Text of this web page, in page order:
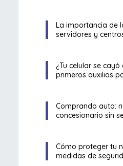
La importancia de
servidores y
¿Tu celular se
primeros auxilios
Comprando auto:
concesionario sin
Cómo proteger tu
medidas de